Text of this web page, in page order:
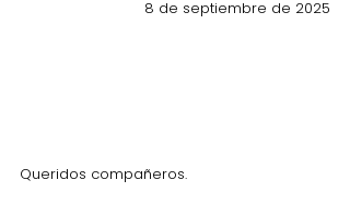
8 de septiembre de 2025
Queridos compañeros.